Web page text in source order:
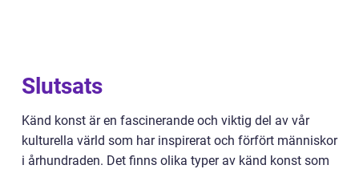
Slutsats
Känd konst är en fascinerande och viktig del av vår
kulturella värld som har inspirerat och förfört människor
i århundraden. Det finns olika typer av känd konst som